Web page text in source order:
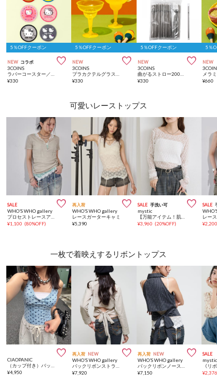
5％OFFクーポン
NEW コラボ 
3COINS
¥330
5％OFFクーポン
NEW 
3COINS
¥330
5％OFFクーポン
NEW 
3COINS
¥330
5％
NEW
¥660
可愛いレーストップス
SALE 
WHO’S WHO gallery
プロセストレースアップTEE
¥1,100 (80%OFF)
再入荷 
WHO’S WHO gallery
レースガーターキャミ
¥5,390
SALE 手洗い可 
mystic
【万能アイテム！肌触りよく伸縮性もあり◎】レースプルオーバー
¥3,960 (20%OFF)
SALE
¥
一枚で着映えするリボントップス

CIAOPANIC
¥4,950
再入荷 NEW 
WHO’S WHO gallery
¥7,920
再入荷 NEW 
WHO’S WHO gallery
¥7,150
SALE
mystic
¥